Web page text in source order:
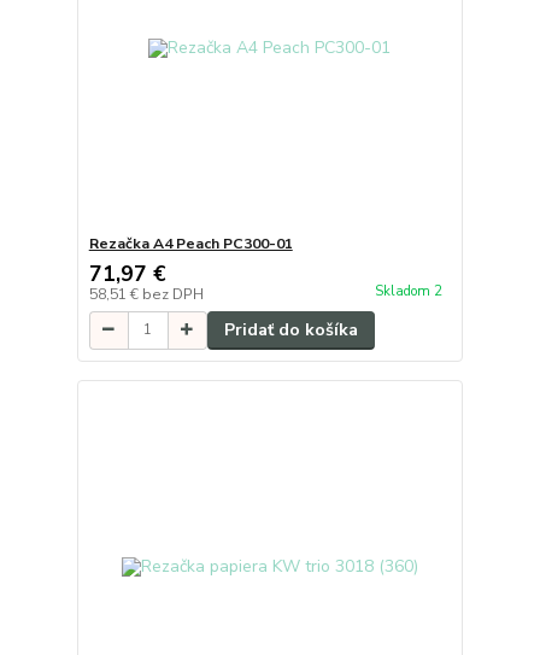
Rezačka A4 Peach PC300-01
71,97 €
58,51 € bez DPH Skladom 2
Pridať do košíka